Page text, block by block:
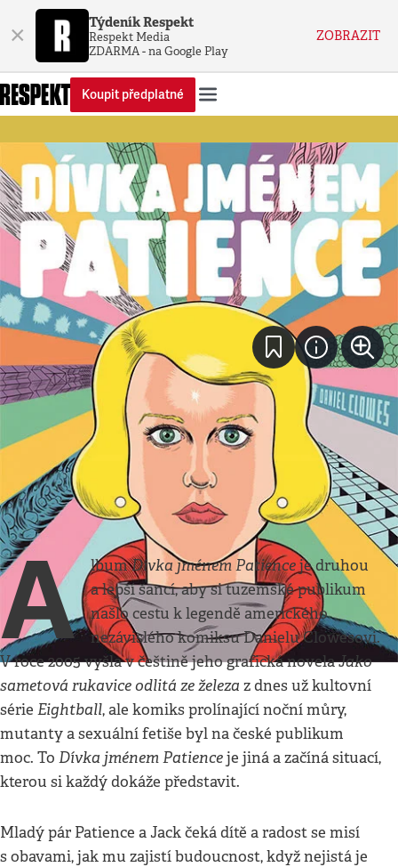
× Týdeník Respekt
Respekt Media
ZDARMA - na Google Play
ZOBRAZIT
Koupit předplatné
22. 10. 2016 •2 minuty
Dívka jménem Patience
Daniel Clowes
Kateřina Čopjaková
A lbumDívka jménem Patienceje druhou
a lepší šancí, aby si tuzemské publikum
našlo cestu k legendě amerického
nezávislého komiksu Danielu Clowesovi.
V roce 2005 vyšla v češtině jeho grafická novelaJako
sametová rukavice odlitá ze železa z dnes už kultovní
série Eightball, ale komiks prolínající noční můry,
mutanty a sexuální fetiše byl na české publikum
moc. To Dívka jménem Patienceje jiná a začíná situací,
kterou si každý dokáže představit.
Mladý pár Patience a Jack čeká dítě a radost se misí
s obavami, jak mu zajistí budoucnost, když nejistá je